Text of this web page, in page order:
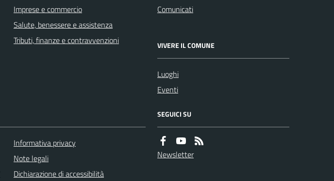
Imprese e commercio
Salute, benessere e assistenza
Tributi, finanze e contravvenzioni
Comunicati
VIVERE IL COMUNE
Luoghi
Eventi
Informativa privacy
Note legali
Dichiarazione di accessibilità
SEGUICI SU
Newsletter